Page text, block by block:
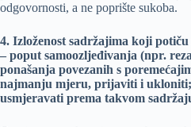
odgovornosti, a ne poprište sukoba.
4. Izloženost sadržajima koji
– poput samoozljeđivanja (npr.
ponašanja povezanih s
najmanju mjeru, prijaviti i
usmjeravati prema takvom